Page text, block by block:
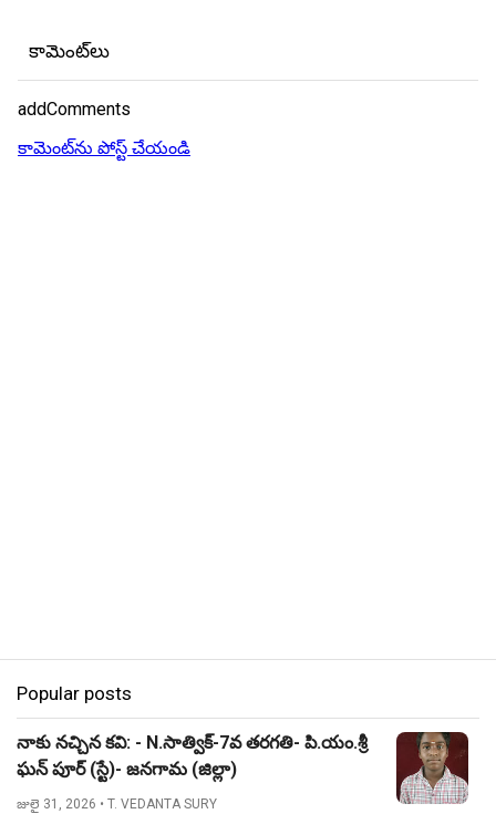
కామెంట్‌లు
addComments
కామెంట్‌ను పోస్ట్ చేయండి
Popular posts
నాకు నచ్చిన కవి: - N.సాత్విక్-7వ తరగతి- పి.యం.శ్రీ
ఘన్ పూర్ (స్టే)- జనగామ (జిల్లా)
జులై 31, 2026 • T. VEDANTA SURY